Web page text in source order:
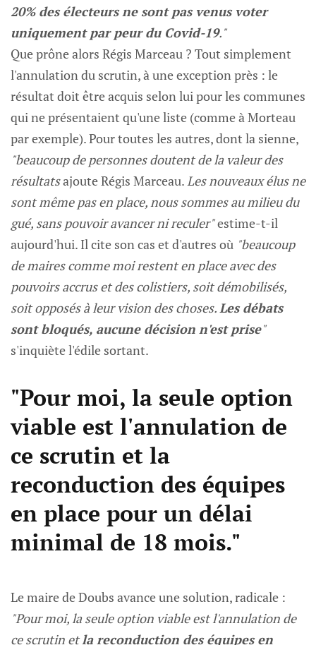
20% des électeurs ne sont pas venus voter
uniquement par peur du Covid-19."
Que prône alors Régis Marceau ? Tout simplement
l'annulation du scrutin, à une exception près : le
résultat doit être acquis selon lui pour les communes
qui ne présentaient qu'une liste (comme à Morteau
par exemple). Pour toutes les autres, dont la sienne,
"beaucoup de personnes doutent de la valeur des
résultatsajoute Régis Marceau.Les nouveaux élus ne
sont même pas en place, nous sommes au milieu du
gué, sans pouvoir avancer ni reculer"estime-t-il
aujourd'hui. Il cite son cas et d'autres où "beaucoup
de maires comme moi restent en place avec des
pouvoirs accrus et des colistiers, soit démobilisés,
soit opposés à leur vision des choses.Les débats
sont bloqués, aucune décision n'est prise"
s'inquiète l'édile sortant.
"Pour moi, la seule option
viable est l'annulation de
ce scrutin et la
reconduction des équipes
en place pour un délai
minimal de 18 mois."
Le maire de Doubs avance une solution, radicale :
"Pour moi, la seule option viable est l'annulation de
ce scrutin etla reconduction des équipes en